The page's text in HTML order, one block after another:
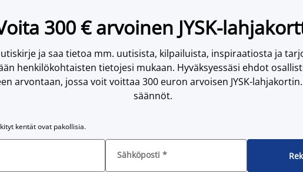
300 € arvoinen JYSK-
ja saa tietoa mm. uutisista, kilpailuista, inspiraatiosta ja
henkilökohtaisten tietojesi mukaan. Hyväksyessäsi ehdot
arvontaan, jossa voit voittaa 300 euron arvoisen JYSK-
säännöt.
kentät ovat pakollisia.
Sähköposti *